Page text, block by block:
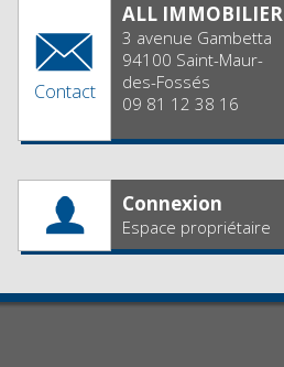
Contact
ALL IMMOBILIER
3 avenue Gambetta
94100 Saint-Maur-
des-Fossés
09 81 12 38 16
Connexion
Espace propriétaire